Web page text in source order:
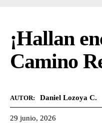
¡Hallan
Camino
AUTOR: Daniel Lozoya C.
29 junio, 2026